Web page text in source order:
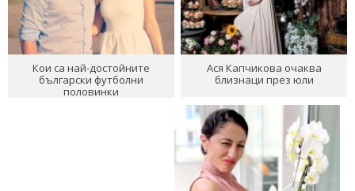
Кои са най-достойните
български футболни
половинки
Ася Капчикова очаква
близнаци през юли